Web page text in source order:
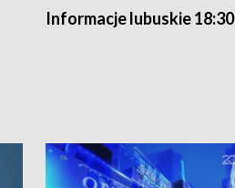
Informacje lubuskie 18:30